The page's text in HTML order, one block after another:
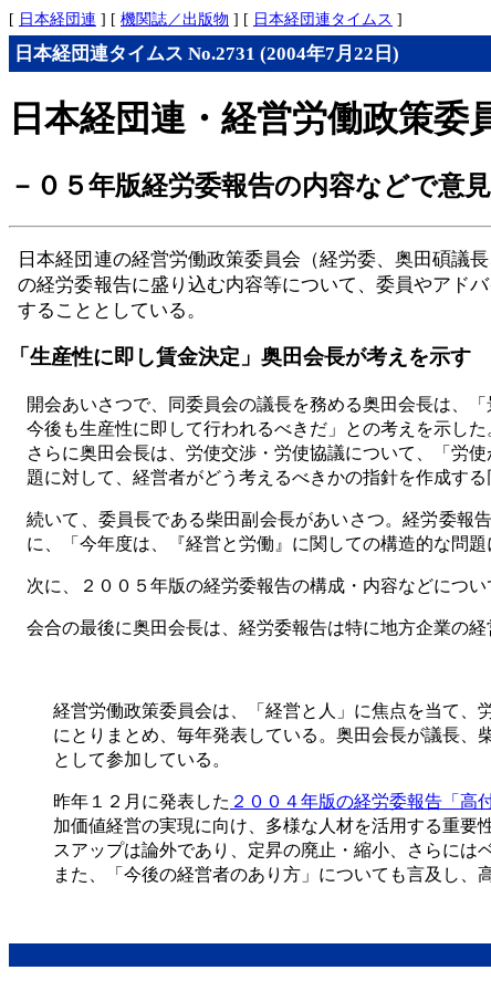
[ 日本経団連 ] [ 機関誌／出版物 ] [ 日本経団連タイムス ]
日本経団連タイムス No.2731 (2004年7月22日)
日本経団連・経営労働政策
－０５年版経労委報告の内容などで意
日本経団連の経営労働政策委員会（経労委、奥田碩議
の経労委報告に盛り込む内容等について、委員やアド
することとしている。
「生産性に即し賃金決定」奥田会長が考えを示す
開会あいさつで、同委員会の議長を務める奥田会長は、
今後も生産性に即して行われるべきだ」との考えを示した
さらに奥田会長は、労使交渉・労使協議について、「労
題に対して、経営者がどう考えるべきかの指針を作成す
続いて、委員長である柴田副会長があいさつ。経労委報
に、「今年度は、『経営と労働』に関しての構造的な問
次に、２００５年版の経労委報告の構成・内容などにつ
会合の最後に奥田会長は、経労委報告は特に地方企業の
経営労働政策委員会は、「経営と人」に焦点を当て、
にとりまとめ、毎年発表している。奥田会長が議長
として参加している。
昨年１２月に発表した ２００４年版の経労委報告「高
加価値経営の実現に向け、多様な人材を活用する重
スアップは論外であり、定昇の廃止・縮小、さらには
また、「今後の経営者のあり方」についても言及し、